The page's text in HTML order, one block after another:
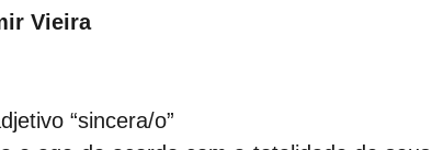
Vieira
“sincera/o”